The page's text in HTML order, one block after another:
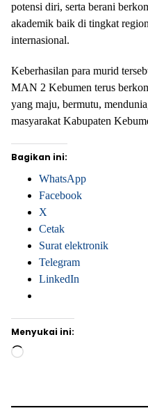
potensi diri, serta berani
akademik baik di tingkat
internasional.
Keberhasilan para murid
MAN 2 Kebumen terus
yang maju, bermutu,
masyarakat Kabupaten
Bagikan ini:
WhatsApp
Facebook
X
Cetak
Surat elektronik
Telegram
LinkedIn
Menyukai ini:
Memuat...